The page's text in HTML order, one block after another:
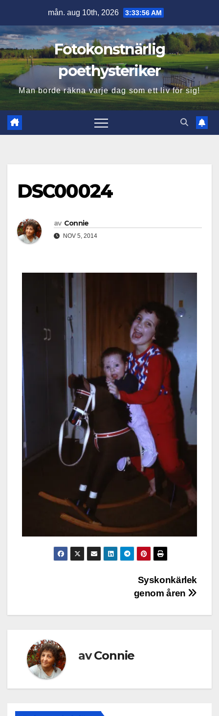
innehåll
mån. aug 10th, 2026 3:33:57 AM
Fotokonstnärlig
poethysteriker
Man borde räkna varje dag som ett liv för sig!
DSC00024
av Connie
NOV 5, 2014
InläggsnavigeringSyskonkärlek
genom åren
avConnie